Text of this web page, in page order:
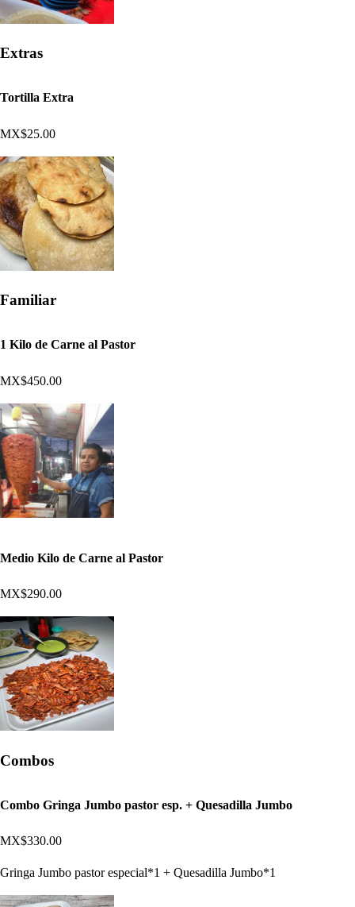
Extras
Tortilla Extra
MX$25.00
Familiar
1 Kilo de Carne al Pastor
MX$450.00
Medio Kilo de Carne al Pastor
MX$290.00
Combos
Combo Gringa Jumbo pastor esp. + Quesadilla Jumbo
MX$330.00
Gringa Jumbo pastor especial*1 + Quesadilla Jumbo*1